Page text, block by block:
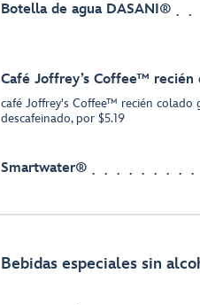
Botella de agua DASANI®
Café Joffrey’s Coffee™ recién
café Joffrey's Coffee™ recién colado
descafeinado, por $5.19
Smartwater®
Bebidas especiales sin